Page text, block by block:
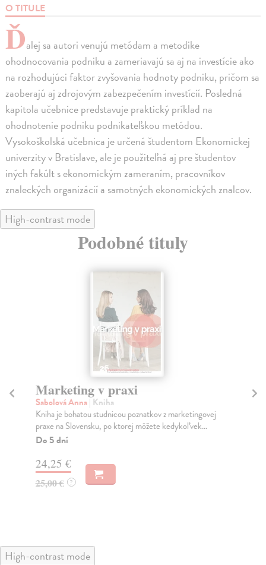
O TITULE
Ďalej sa autori venujú metódam a metodike
ohodnocovania podniku a zameriavajú sa aj na investície ako
na rozhodujúci faktor zvyšovania hodnoty podniku, pričom sa
zaoberajú aj zdrojovým zabezpečením investícií. Posledná
kapitola učebnice predstavuje praktický príklad na
ohodnotenie podniku podnikateľskou metódou.
Vysokoškolská učebnica je určená študentom Ekonomickej
univerzity v Bratislave, ale je použiteľná aj pre študentov
iných fakúlt s ekonomickým zameraním, pracovníkov
znaleckých organizácií a samotných ekonomických znalcov.
High-contrast mode
Podobné tituly
Marketing v praxi
Sabolová Anna| Kniha
Kniha je bohatou studnicou poznatkov z marketingovej
praxe na Slovensku, po ktorej môžete kedykoľvek...
Do 5 dní
24,25 €
25,00 € ?
Z
High-contrast mode